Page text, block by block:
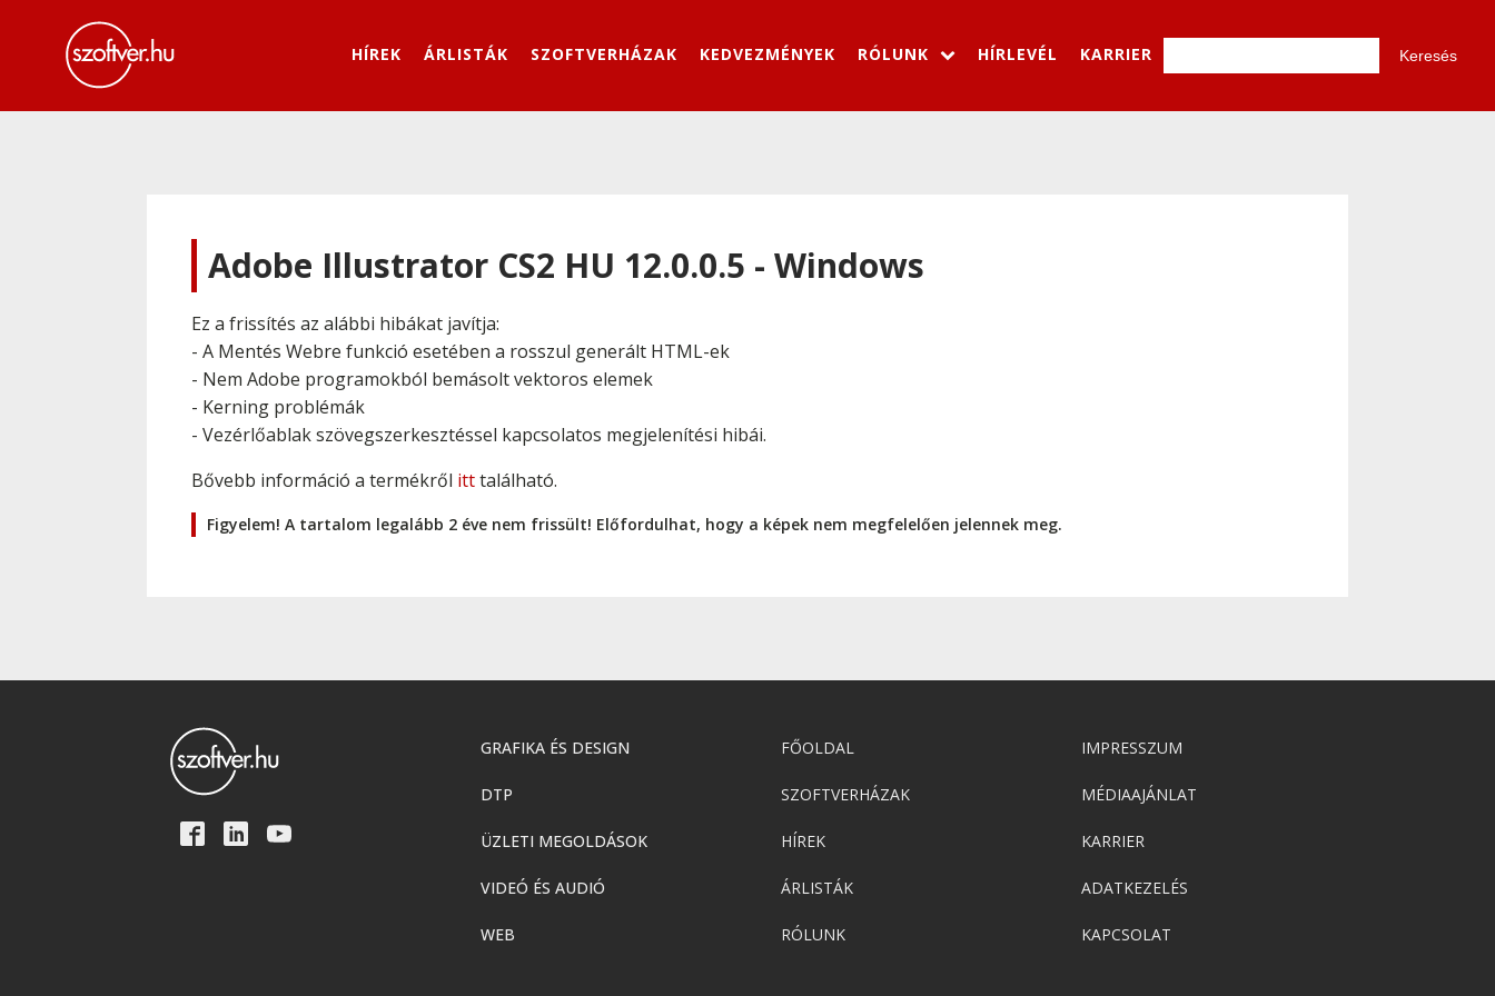
HÍREK ÁRLISTÁK SZOFTVERHÁZAK KEDVEZMÉNYEK RÓLUNK HÍRLEVÉL KARRIER
Adobe Illustrator CS2 HU 12.0.0.5 - Windows
Ez a frissítés az alábbi hibákat javítja:
- A Mentés Webre funkció esetében a rosszul generált HTML-ek
- Nem Adobe programokból bemásolt vektoros elemek
- Kerning problémák
- Vezérlőablak szövegszerkesztéssel kapcsolatos megjelenítési hibái.
Bővebb információ a termékről itttalálható.
Figyelem! A tartalom legalább 2 éve nem frissült! Előfordulhat, hogy a képek nem megfelelően jelennek meg.
GRAFIKA ÉS DESIGN
DTP
ÜZLETI MEGOLDÁSOK
VIDEÓ ÉS AUDIÓ
WEB
FŐOLDAL
SZOFTVERHÁZAK
HÍREK
ÁRLISTÁK
RÓLUNK
IMPRESSZUM
MÉDIAAJÁNLAT
KARRIER
ADATKEZELÉS
KAPCSOLAT